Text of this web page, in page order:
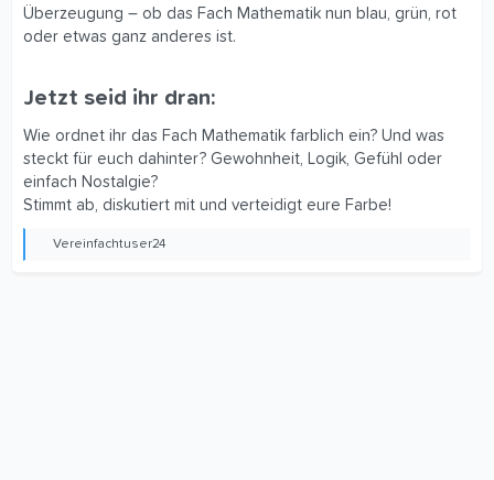
Überzeugung – ob das Fach Mathematik nun blau, grün, rot
oder etwas ganz anderes ist.
Jetzt seid ihr dran:​
Wie ordnet ihr das Fach Mathematik farblich ein? Und was
steckt für euch dahinter? Gewohnheit, Logik, Gefühl oder
einfach Nostalgie?
Stimmt ab, diskutiert mit und verteidigt eure Farbe!
Vereinfachtuser24